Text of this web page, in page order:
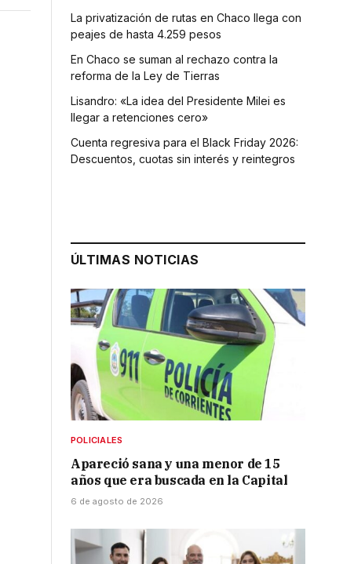
La privatización de rutas en Chaco llega con
peajes de hasta 4.259 pesos
En Chaco se suman al rechazo contra la
reforma de la Ley de Tierras
Lisandro: «La idea del Presidente Milei es
llegar a retenciones cero»
Cuenta regresiva para el Black Friday 2026:
Descuentos, cuotas sin interés y reintegros
ÚLTIMAS NOTICIAS
POLICIALES
Apareció sana y una menor de 15
años que era buscada en la Capital
6 de agosto de 2026